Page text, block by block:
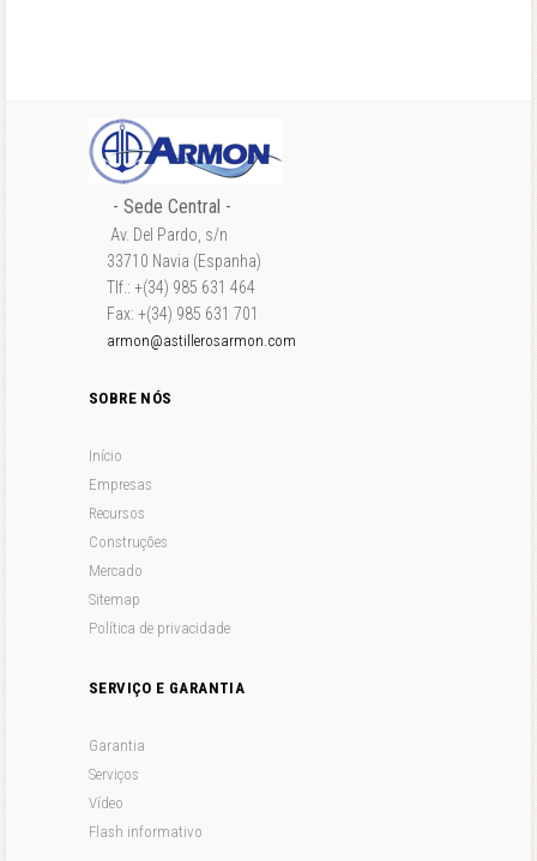
- Sede Central -
Av. Del Pardo, s/n
33710 Navia (Espanha)
Tlf.: +(34) 985 631 464
Fax: +(34) 985 631 701
armon@astillerosarmon.com
SOBRE NÓS
Início
Empresas
Recursos
Construções
Mercado
Sitemap
Política de privacidade
SERVIÇO E GARANTIA
Garantia
Serviços
Vídeo
Flash informativo